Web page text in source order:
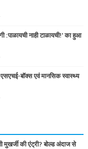
:पाळायची नाही टाळायची!' का हुआ
बॉक्स एवं मानसिक स्वास्थ्य
मुखर्जी की एंट्री? बोल्ड अंदाज से